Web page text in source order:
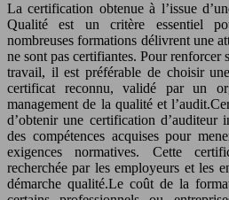
La certification obtenue à l’issue
Qualité est un critère essentiel
nombreuses formations délivrent une
ne sont pas certifiantes. Pour renforcer
travail, il est préférable de choisir
certificat reconnu, validé par un
management de la qualité et
d’obtenir une certification d’auditeur
des compétences acquises pour
exigences normatives. Cette
recherchée par les employeurs et les
démarche qualité.Le coût de la